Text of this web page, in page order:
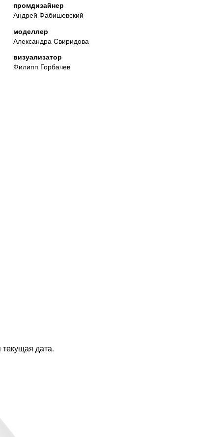
промдизайнер
Андрей Фабишевский
моделлер
Александра Свиридова
визуализатор
Филипп Горбачев
дата.